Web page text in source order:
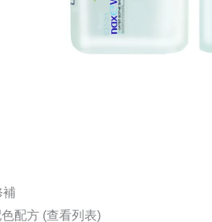
補
配方 (查看列表)